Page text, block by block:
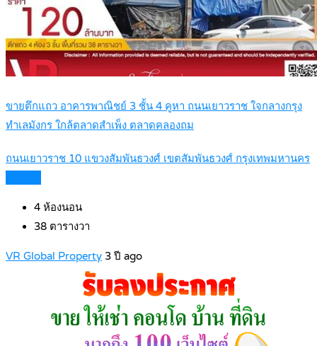
ขายตึกแถว อาคารพาณิชย์ 3 ชั้น 4 คูหา ถนนเยาวราช ใจกลางกรุง
ทำเลมังกร ใกล้ตลาดสำเพ็ง ตลาดคลองถม
ถนนเยาวราช 10 แขวงสัมพันธวงศ์ เขตสัมพันธวงศ์ กรุงเทพมหานคร
4 ห้องนอน
38 ตารางวา
VR Global Property 3 ปี ago